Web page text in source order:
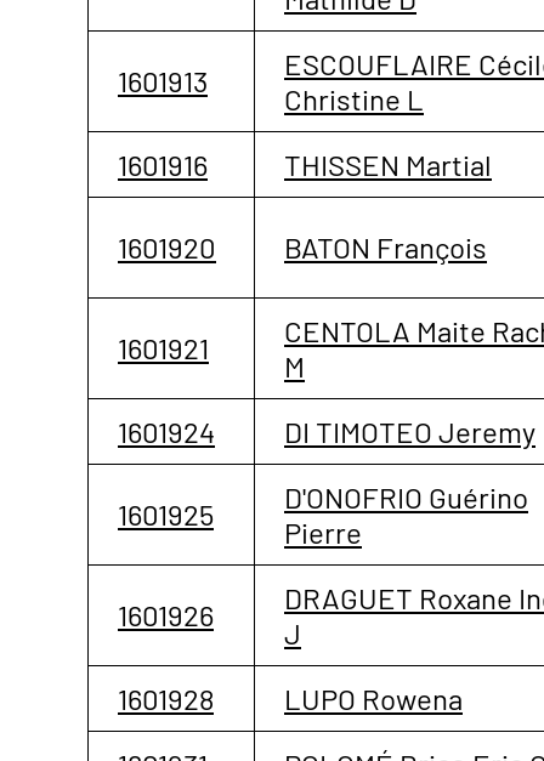
1601913
ESCOUFLAIRE
Christine L
1601916
THISSEN Martial
1601920 BATON François
1601921
CENTOLA Maite
M
1601924
DI TIMOTEO Jeremy
1601925
D'ONOFRIO Guérino
Pierre
1601926
DRAGUET Roxane
J
1601928
LUPO Rowena